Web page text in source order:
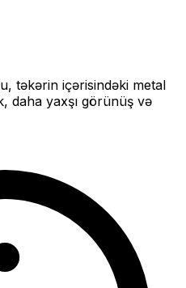
təkərin içərisindəki metal
daha yaxşı görünüş və